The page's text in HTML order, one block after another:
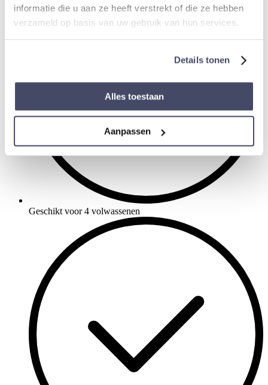
informatie die u aan ze heeft verstrekt of die ze hebben
verzameld op basis van uw gebruik van hun services.
Details tonen
Alles toestaan
Aanpassen
Geschikt voor 4 volwassenen